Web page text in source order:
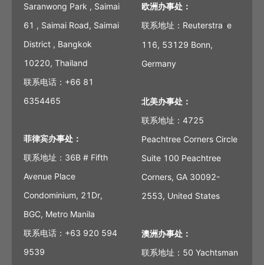
Saranwong Park , Saimai
61 , Saimai Road, Saimai
District , Bangkok
10220, Thailand
联系电话：+66 81
6354465
菲律宾办事处：
联系地址：36B # Fifth
Avenue Place
Condominium, 21Dr,
BGC, Metro Manila
联系电话：+63 920 594
9539
欧洲办事处：
联系地址：Reuterstra e
116, 53129 Bonn,
Germany
北美办事处：
联系地址：4725
Peachtree Corners Circle
Suite 100 Peachtree
Corners, GA 30092-
2553, United States
澳洲办事处：
联系地址：50 Yachtsman